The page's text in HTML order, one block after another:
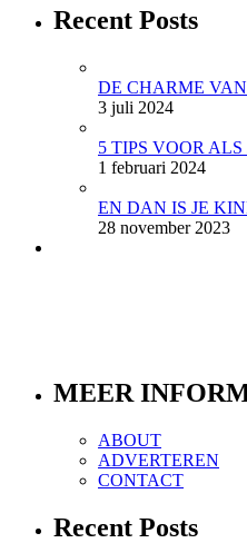
Recent Posts
DE CHARME
3 juli 2024
5 TIPS VOOR
1 februari 2024
EN DAN IS JE
28 november 2023
MEER
ABOUT
ADVERTEREN
CONTACT
Recent Posts